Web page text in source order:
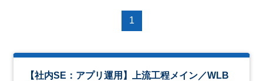
1
【社内SE：アプリ運用】上流工程メイン／WLB